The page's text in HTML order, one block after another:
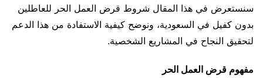
سنستعرض في هذا المقال شروط قرض العمل الحر للعاطلين
بدون كفيل في السعودية، ونوضح كيفية الاستفادة من هذا الدعم
لتحقيق النجاح في المشاريع الشخصية.
مفهوم قرض العمل الحر